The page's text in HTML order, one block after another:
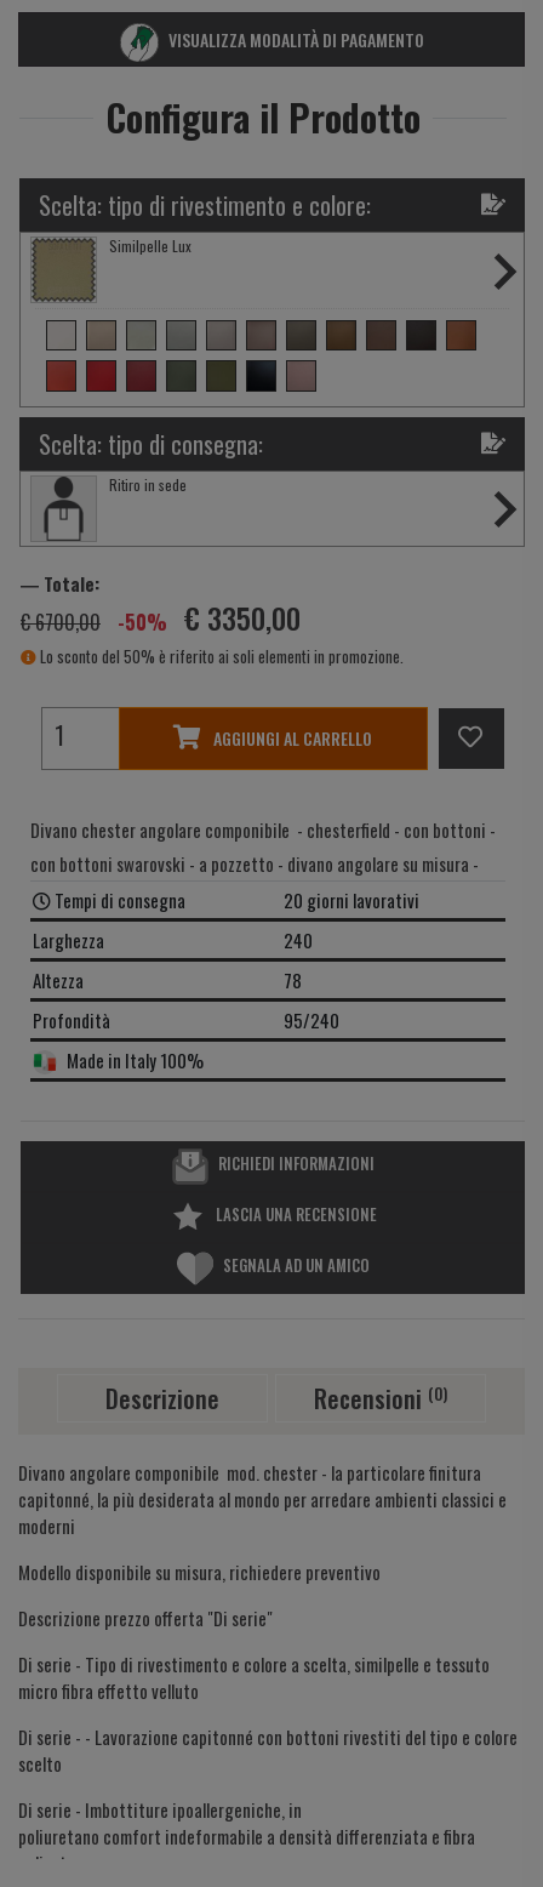
VISUALIZZA MODALITÀ DI PAGAMENTO
Configura il Prodotto
Scelta: tipo di rivestimento e colore:
Similpelle Lux
Scelta: tipo di consegna:
Ritiro in sede
― Totale:
€ 6700,00 -50% € 3350,00
Lo sconto del 50% è riferito ai soli elementi in promozione.
AGGIUNGI AL CARRELLO
Divano chester angolare componibile - chesterfield - con bottoni -
con bottoni swarovski - a pozzetto - divano angolare su misura -
Tempi di consegna
20 giorni lavorativi
Larghezza
240
Altezza
78
Profondità
95/240
Made in Italy 100%
RICHIEDI INFORMAZIONI
LASCIA UNA RECENSIONE
SEGNALA AD UN AMICO
Descrizione Recensioni (0)
Divano angolare componibile mod. chester - la particolare finitura
capitonné, la più desiderata al mondo per arredare ambienti classici e
moderni
Modello disponibile su misura, richiedere preventivo
Descrizione prezzo offerta "Di serie"
Di serie - Tipo di rivestimento e colore a scelta, similpelle e tessuto
micro fibra effetto velluto
Di serie - - Lavorazione capitonné con bottoni rivestiti del tipo e colore
scelto
Di serie - Imbottiture ipoallergeniche, in
poliuretano comfort indeformabile a densità differenziata e fibra
poliestere